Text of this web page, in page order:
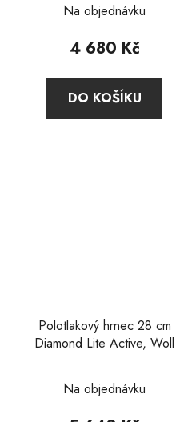
hodnocení
produktu
5,0
z
Na objednávku
4 680 Kč
DO KOŠÍKU
Polotlakový hrnec 28 cm
Diamond Lite Active, Woll
hodnocení
Na objednávku